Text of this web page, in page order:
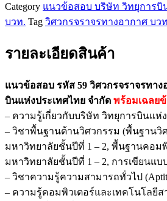
ปฏิบัติ
การ
จราจร
อากาศ
บวท.
ชิ้น
Category แนวข้อสอบ บริษัท วิทยุการบิ
บวท. Tag วิศวกรจราจรทางอากาศ บว
รายละเอียดสินค้า
แนวข้อสอบ รหัส 59 วิศวกรจราจรทา
บินแห่งประเทศไทย จำกัด พร้อมเฉลย
– ความรู้เกี่ยวกับบริษัท วิทยุการบินแห่
– วิชาพื้นฐานด้านวิศวกรรม (พื้นฐานวิ
มหาวิทยาลัยชั้นปีที่ 1 – 2, พื้นฐานคอม
มหาวิทยาลัยชั้นปีที่ 1 – 2, การเขียนแบ
– วิชาความรู้ความสามารถทั่วไป
– ความรู้คอมพิวเตอร์และเทคโนโลยีส